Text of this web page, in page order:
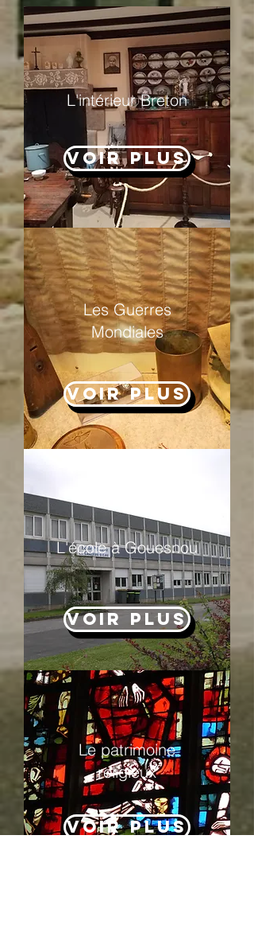
L'intérieur Breton
Voir Plus
Les Guerres
Mondiales
Voir Plus
L'école à Gouesnou
Voir Plus
Le patrimoine
religieux
Voir Plus